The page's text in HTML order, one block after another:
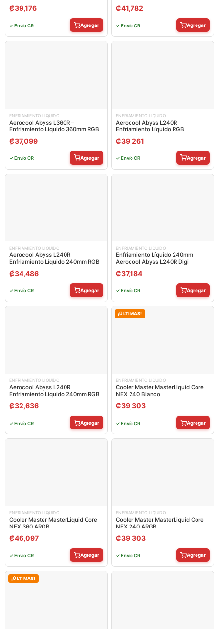
₡39,176
✓ Envío CR Agregar
₡41,782
✓ Envío CR Agregar
ENFRIAMIENTO LIQUIDO
Aerocool Abyss L360R –
Enfriamiento Líquido 360mm RGB
₡37,099
✓ Envío CR Agregar
ENFRIAMIENTO LIQUIDO
Aerocool Abyss L240R
Enfriamiento Líquido RGB
₡39,261
✓ Envío CR Agregar
ENFRIAMIENTO LIQUIDO
Aerocool Abyss L240R
Enfriamiento Líquido 240mm RGB
₡34,486
✓ Envío CR Agregar
ENFRIAMIENTO LIQUIDO
Enfriamiento Líquido 240mm
Aerocool Abyss L240R Digi
₡37,184
✓ Envío CR Agregar
ENFRIAMIENTO LIQUIDO
Aerocool Abyss L240R
Enfriamiento Líquido 240mm RGB
₡32,636
✓ Envío CR Agregar
¡ÚLTIMAS!
ENFRIAMIENTO LIQUIDO
Cooler Master MasterLiquid Core
NEX 240 Blanco
₡39,303
✓ Envío CR Agregar
ENFRIAMIENTO LIQUIDO
Cooler Master MasterLiquid Core
NEX 360 ARGB
₡46,097
✓ Envío CR Agregar
ENFRIAMIENTO LIQUIDO
Cooler Master MasterLiquid Core
NEX 240 ARGB
₡39,303
✓ Envío CR Agregar
¡ÚLTIMAS!